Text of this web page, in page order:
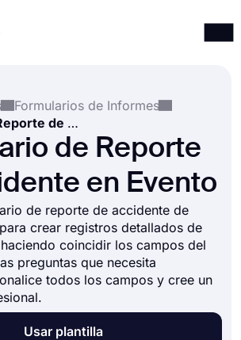
Formularios de Informes
Formulario de Reporte de Accidente en Evento
de Reporte
en Evento
de reporte de accidente de
crear registros detallados de
coincidir los campos del
preguntas que necesita
todos los campos y cree un
Usar plantilla